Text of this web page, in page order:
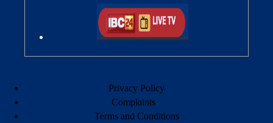
Privacy Policy
Complaints
Terms and Conditions